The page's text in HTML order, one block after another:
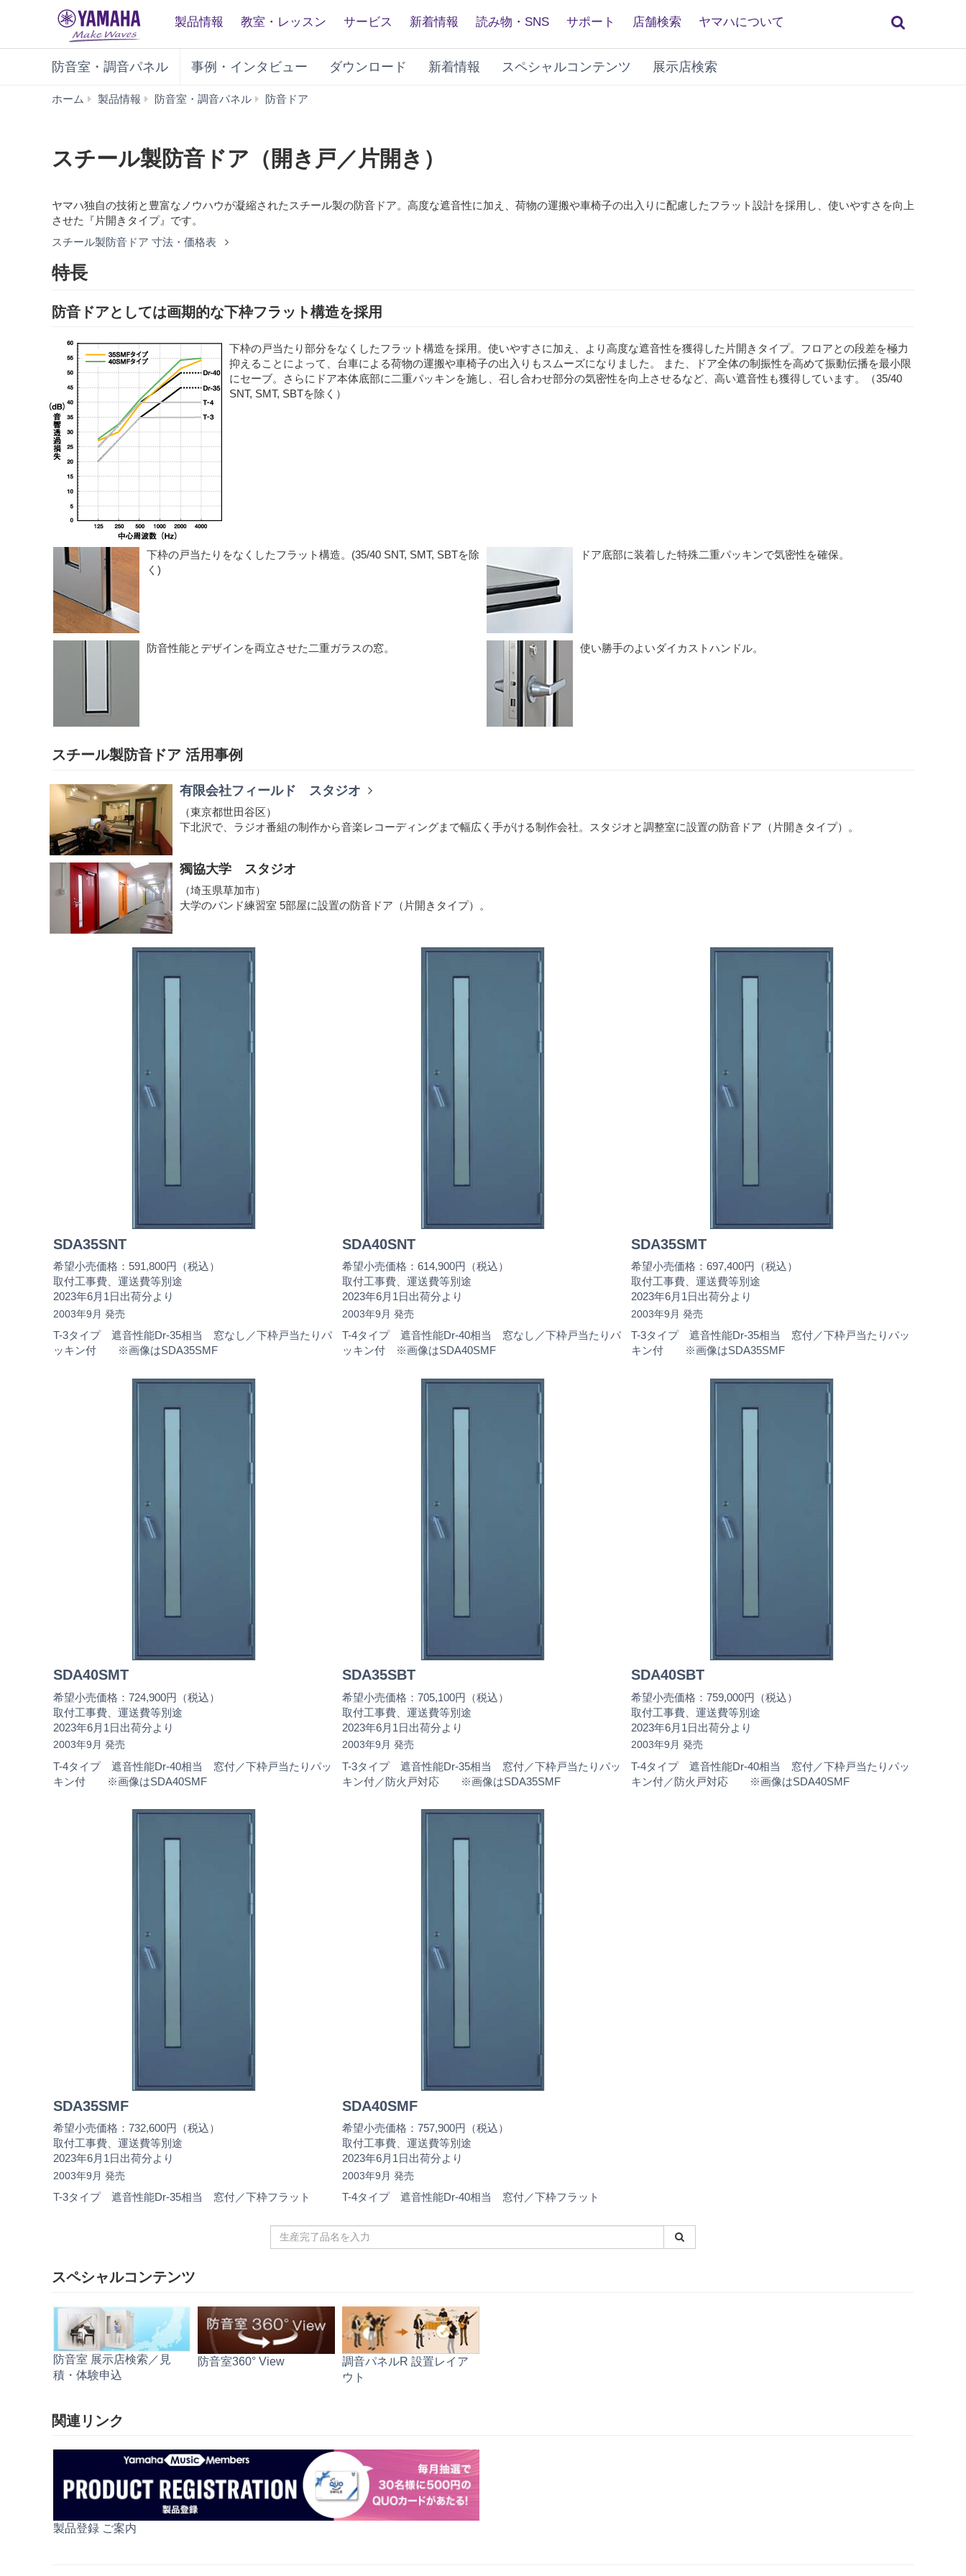
製品情報 教室・レッスン サービス 新着情報 読み物・SNS サポート 店舗検索 ヤマハについて
防音室・調音パネル 事例・インタビュー ダウンロード 新着情報 スペシャルコンテンツ 展示店検索
ホーム 製品情報 防音室・調音パネル 防音ドア
製
ド
開
スチール製防音ドア（開き戸／片開き）
ヤマハ独自の技術と豊富なノウハウが凝縮されたスチール製の防音ドア。高度な遮音性に加え、荷物の運搬や車椅子の出入りに配慮したフラット設計を採用し、使いやすさを向上
させた『片開きタイプ』です。
スチール製防音ドア 寸法・価格表
特長
防音ドアとしては画期的な下枠フラット構造を採用
下枠の戸当たり部分をなくしたフラット構造を採用。使いやすさに加え、より高度な遮音性を獲得した片開きタイプ。フロアとの段差を極力
抑えることによって、台車による荷物の運搬や車椅子の出入りもスムーズになりました。 また、ドア全体の制振性を高めて振動伝播を最小限
にセーブ。さらにドア本体底部に二重パッキンを施し、召し合わせ部分の気密性を向上させるなど、高い遮音性も獲得しています。（35/40
SNT, SMT, SBTを除く）
下枠の戸当たりをなくしたフラット構造。(35/40 SNT, SMT, SBTを除
く)
ドア底部に装着した特殊二重パッキンで気密性を確保。
防音性能とデザインを両立させた二重ガラスの窓。 使い勝手のよいダイカストハンドル。
スチール製防音ドア 活用事例
有限会社フィールド スタジオ
（東京都世田谷区）
下北沢で、ラジオ番組の制作から音楽レコーディングまで幅広く手がける制作会社。スタジオと調整室に設置の防音ドア（片開きタイプ）。
獨協大学 スタジオ
（埼玉県草加市）
大学のバンド練習室 5部屋に設置の防音ドア（片開きタイプ）。
SDA35SNT
希望小売価格：591,800円（税込）
取付工事費、運送費等別途
2023年6月1日出荷分より
2003年9月 発売
T-3タイプ 遮音性能Dr-35相当 窓なし／下枠戸当たりパ
ッキン付 ※画像はSDA35SMF
SDA40SNT
希望小売価格：614,900円（税込）
取付工事費、運送費等別途
2023年6月1日出荷分より
2003年9月 発売
T-4タイプ 遮音性能Dr-40相当 窓なし／下枠戸当たりパ
ッキン付 ※画像はSDA40SMF
SDA35SMT
希望小売価格：697,400円（税込）
取付工事費、運送費等別途
2023年6月1日出荷分より
2003年9月 発売
T-3タイプ 遮音性能Dr-35相当 窓付／下枠戸当たりパッ
キン付 ※画像はSDA35SMF
SDA40SMT
希望小売価格：724,900円（税込）
取付工事費、運送費等別途
2023年6月1日出荷分より
2003年9月 発売
T-4タイプ 遮音性能Dr-40相当 窓付／下枠戸当たりパッ
キン付 ※画像はSDA40SMF
SDA35SBT
希望小売価格：705,100円（税込）
取付工事費、運送費等別途
2023年6月1日出荷分より
2003年9月 発売
T-3タイプ 遮音性能Dr-35相当 窓付／下枠戸当たりパッ
キン付／防火戸対応 ※画像はSDA35SMF
SDA40SBT
希望小売価格：759,000円（税込）
取付工事費、運送費等別途
2023年6月1日出荷分より
2003年9月 発売
T-4タイプ 遮音性能Dr-40相当 窓付／下枠戸当たりパッ
キン付／防火戸対応 ※画像はSDA40SMF
SDA35SMF
希望小売価格：732,600円（税込）
取付工事費、運送費等別途
2023年6月1日出荷分より
2003年9月 発売
T-3タイプ 遮音性能Dr-35相当 窓付／下枠フラット
SDA40SMF
希望小売価格：757,900円（税込）
取付工事費、運送費等別途
2023年6月1日出荷分より
2003年9月 発売
T-4タイプ 遮音性能Dr-40相当 窓付／下枠フラット
産
名
を
入
力
スペシャルコンテンツ
防音室 展示店検索／見
積・体験申込
防音室360° View
調音パネルR 設置レイア
ウト
関連リンク
製品登録 ご案内